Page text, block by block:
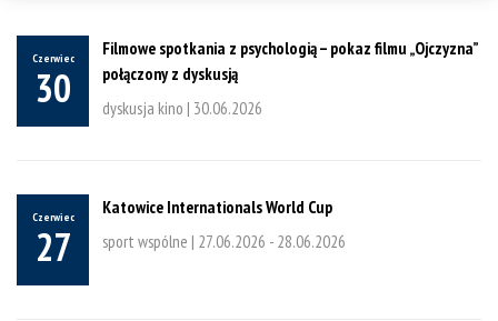
Czerwiec
30
Filmowe spotkania z psychologią – pokaz filmu „Ojczyzna”
połączony z dyskusją
dyskusja kino | 30.06.2026
Czerwiec
27
Katowice Internationals World Cup
sport wspólne | 27.06.2026 - 28.06.2026